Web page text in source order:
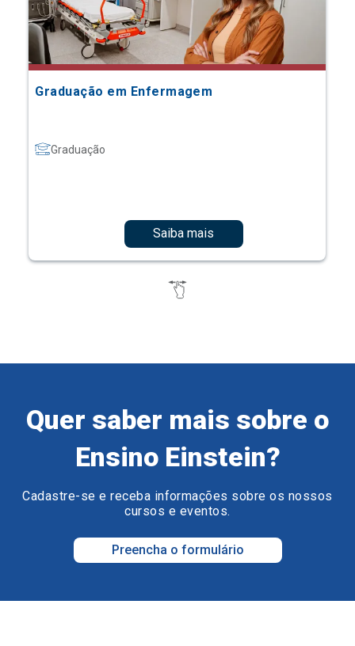
Graduação em Enfermagem
Graduação
Saiba mais
Quer saber mais sobre o
Ensino Einstein?
Cadastre-se e receba informações sobre os nossos
cursos e eventos.
Preencha o formulário